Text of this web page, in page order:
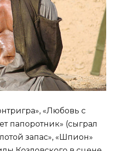
«Любовь с
папоротник» (сыграл
запас», «Шпион»